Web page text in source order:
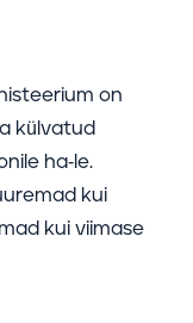
on
külvatud
ha-le.
kui
kui viimase